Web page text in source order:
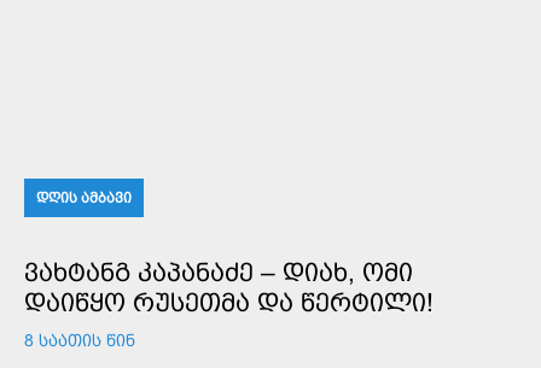
ᲓᲦᲘᲡ ᲐᲛᲑᲐᲕᲘ
ᲕᲐᲮᲢᲐᲜᲒ ᲙᲐᲞᲐᲜᲐᲫᲔ – ᲓᲘᲐᲮ, ᲝᲛᲘ
ᲓᲐᲘᲬᲧᲝ ᲠᲣᲡᲔᲗᲛᲐ ᲓᲐ ᲬᲔᲠᲢᲘᲚᲘ!
8 ᲡᲐᲐᲗᲘᲡ ᲬᲘᲜ